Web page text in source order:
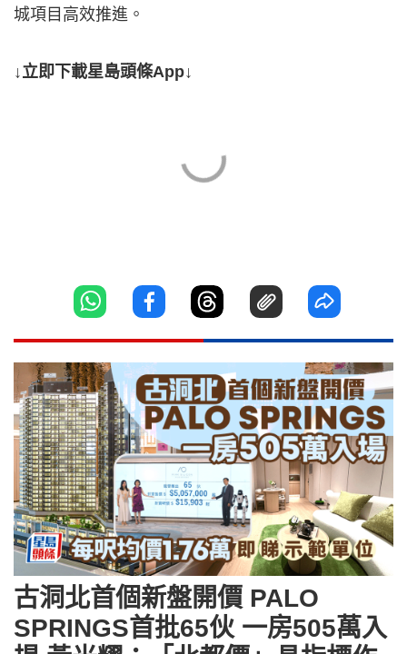
城項目高效推進。
↓立即下載星島頭條App↓
古洞北首個新盤開價 PALO
SPRINGS首批65伙 一房505萬入